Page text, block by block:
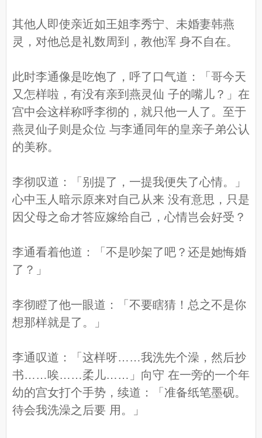
其他人即使亲近如王姐李秀宁、未婚妻韩燕
灵，对他总是礼数周到，教他浑 身不自在。
此时李通像是吃饱了，呼了口气道：「哥今天
又怎样啦，有没有亲到燕灵仙 子的嘴儿？」在
宫中会这样称呼李彻的，就只他一人了。至于
燕灵仙子则是众位 与李通同年的皇亲子弟公认
的美称。
李彻叹道：「别提了，一提我便失了心情。」
心中玉人暗示原来对自己从来 没有意思，只是
因父母之命才答应嫁给自己，心情岂会好受？
李通看着他道：「不是吵架了吧？还是她悔婚
了？」
李彻瞪了他一眼道：「不要瞎猜！总之不是你
想那样就是了。」
李通叹道：「这样呀……我洗先个澡，然后抄
书……唉……柔儿……」向守 在一旁的一个年
幼的宫女打个手势，续道：「准备纸笔墨砚。
待会我洗澡之后要 用。」